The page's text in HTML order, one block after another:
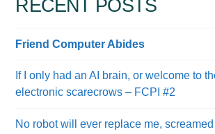
RECENT POSTS
Friend Computer Abides
If I only had an AI brain, or welcome to
electronic scarecrows – FCPI #2
No robot will ever replace me,